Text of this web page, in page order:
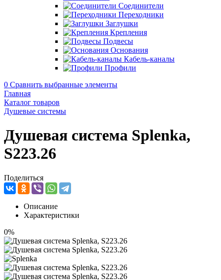
Соединители
Переходники
Заглушки
Крепления
Подвесы
Основания
Кабель-каналы
Профили
0 Сравнить выбранные элементы
Главная
Каталог товаров
Душевые системы
Душевая система Splenka,
S223.26
Поделиться
Описание
Характеристики
0%